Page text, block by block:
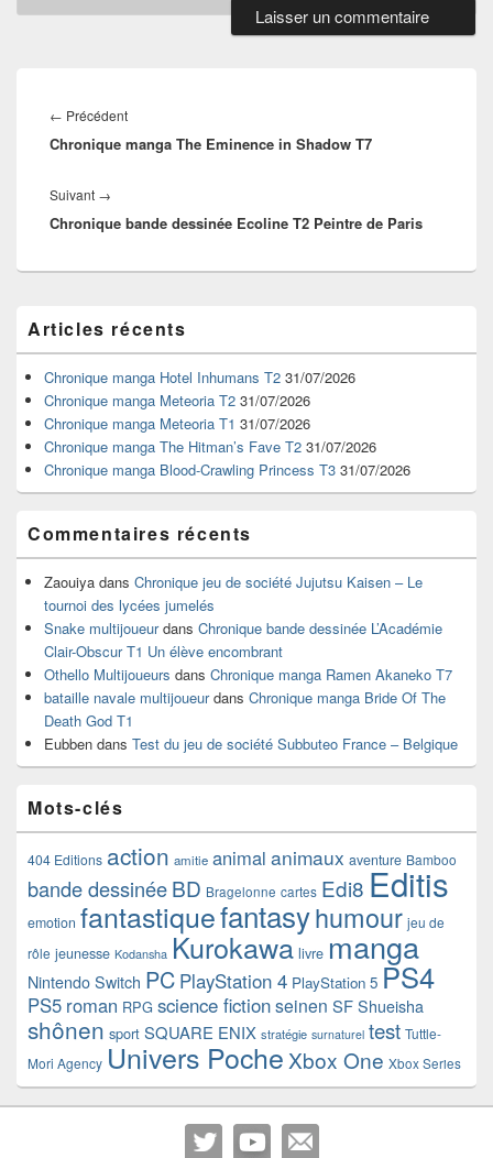
de
l’article
← PrécédentArticle
précédent :
Chronique manga The Eminence in Shadow T7
Suivant →
suivant :
Chronique bande dessinée Ecoline T2 Peintre de Paris
principale
de
widget
pour
barre
latérale
Articles récents
Chronique manga Hotel Inhumans T2 31/07/2026
Chronique manga Meteoria T2 31/07/2026
Chronique manga Meteoria T1 31/07/2026
Chronique manga The Hitman’s Fave T2 31/07/2026
Chronique manga Blood-Crawling Princess T3 31/07/2026
Commentaires récents
Zaouiya dans Chronique jeu de société Jujutsu Kaisen – Le
tournoi des lycées jumelés
Snake multijoueurdans Chronique bande dessinée L’Académie
Clair-Obscur T1 Un élève encombrant
Othello Multijoueurs dans Chronique manga Ramen Akaneko T7
bataille navale multijoueurdans Chronique manga Bride Of The
Death God T1
Eubben dans Test du jeu de société Subbuteo France – Belgique
Mots-clés
404 Editions action amitie animal animaux aventure Bamboo
bande dessinéeBD Bragelonne cartes Edi8 Editis
emotion fantastiquefantasyhumour jeu de
rôle jeunesse Kodansha Kurokawa livre manga
Nintendo Switch PC PlayStation 4 PlayStation 5 PS4
PS5 roman RPG science fictionseinen SF Shueisha
shônen sport SQUARE ENIX stratégie surnaturel test Tuttle-
Mori Agency Univers Poche Xbox One Xbox Series